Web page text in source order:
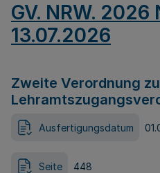
GV. NRW. 2026
13.07.2026
Zweite Verordnung
Ausfertigungsdatum
Seite 448